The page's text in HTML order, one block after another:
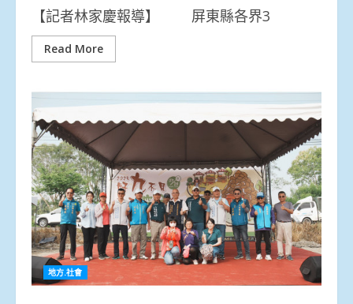
【記者林家慶報導】 屏東縣各界3
Read More
地方.社會